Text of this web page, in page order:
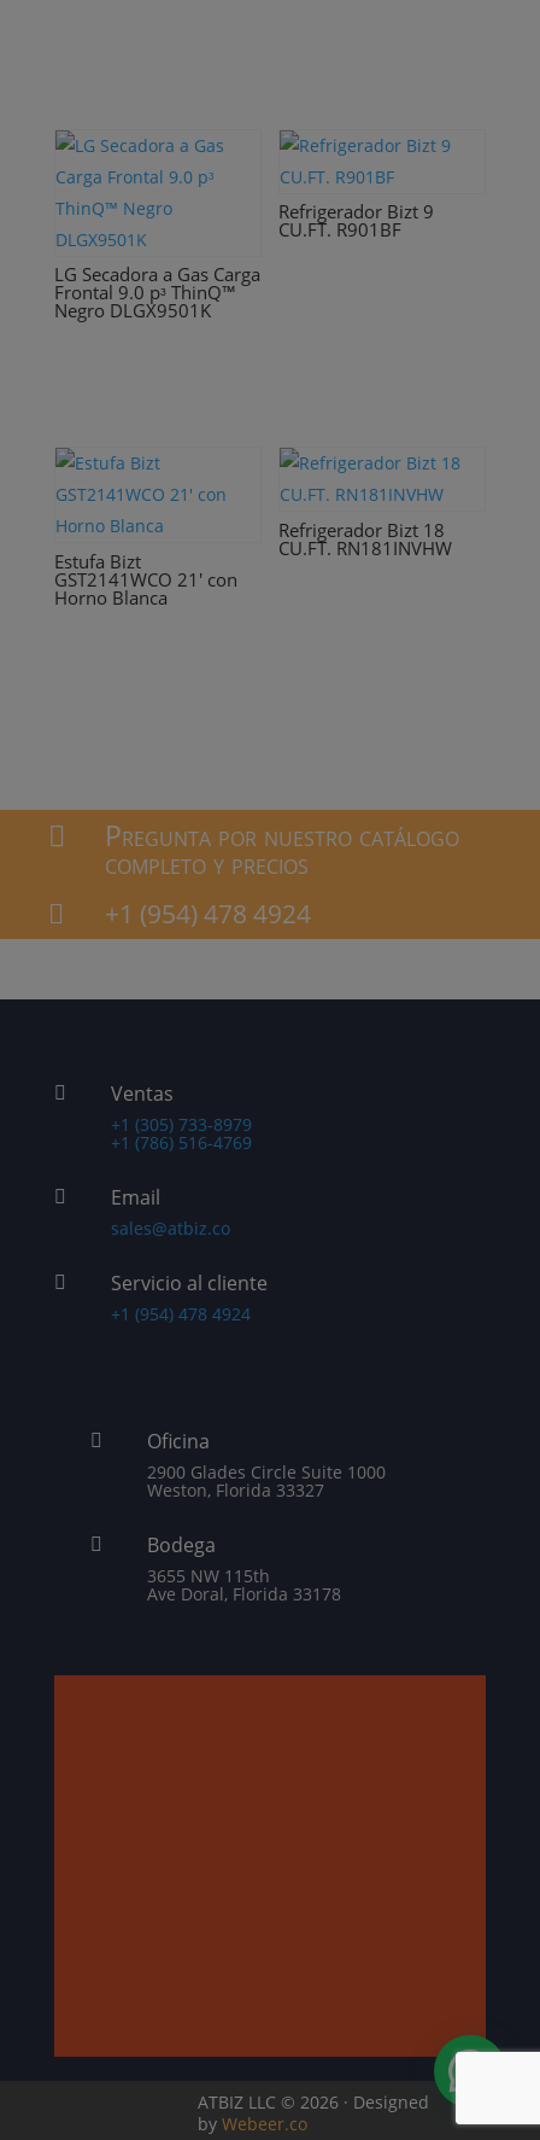
LG Secadora a Gas Carga
Frontal 9.0 pᶟ ThinQ™
Negro DLGX9501K
Refrigerador Bizt 9
CU.FT. R901BF
Estufa Bizt
GST2141WCO 21′ con
Horno Blanca
Refrigerador Bizt 18
CU.FT. RN181INVHW
 Pregunta por nuestro catálogo
completo y precios
 +1 (954) 478 4924
 Ventas
+1 (305) 733-8979
+1 (786) 516-4769
 Email
sales@atbiz.co
 Servicio al cliente
+1 (954) 478 4924
 Oficina
2900 Glades Circle Suite 1000
Weston, Florida 33327
 Bodega
3655 NW 115th
Ave Doral, Florida 33178
ATBIZ LLC © 2026 · Designed
byWebeer.co